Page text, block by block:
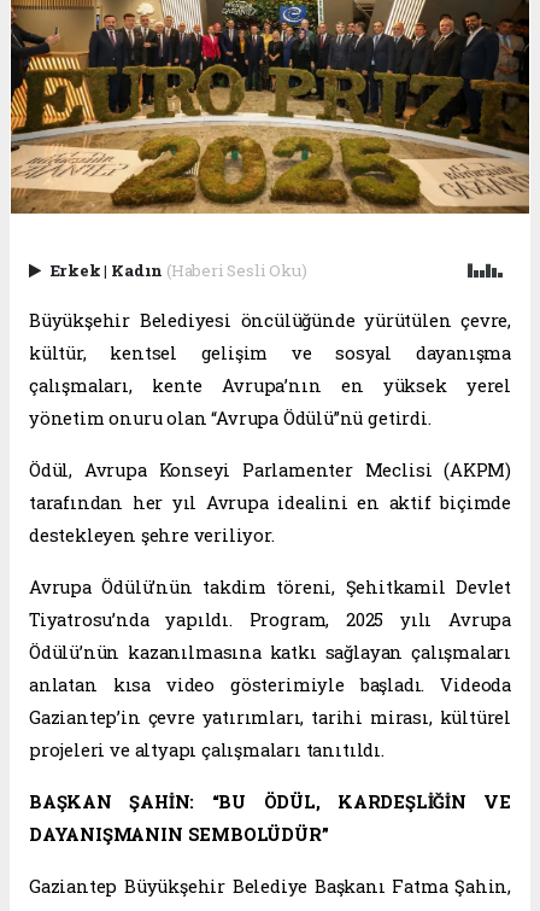
Erkek| Kadın (Haberi Sesli Oku)
Büyükşehir Belediyesi öncülüğünde yürütülen çevre,
kültür, kentsel gelişim ve sosyal dayanışma
çalışmaları, kente Avrupa’nın en yüksek yerel
yönetim onuru olan “Avrupa Ödülü”nü getirdi.
Ödül, Avrupa Konseyi Parlamenter Meclisi (AKPM)
tarafından her yıl Avrupa idealini en aktif biçimde
destekleyen şehre veriliyor.
Avrupa Ödülü’nün takdim töreni, Şehitkamil Devlet
Tiyatrosu’nda yapıldı. Program, 2025 yılı Avrupa
Ödülü’nün kazanılmasına katkı sağlayan çalışmaları
anlatan kısa video gösterimiyle başladı. Videoda
Gaziantep’in çevre yatırımları, tarihi mirası, kültürel
projeleri ve altyapı çalışmaları tanıtıldı.
BAŞKAN ŞAHİN: “BU ÖDÜL, KARDEŞLİĞİN VE
DAYANIŞMANIN SEMBOLÜDÜR”
Gaziantep Büyükşehir Belediye Başkanı Fatma Şahin,